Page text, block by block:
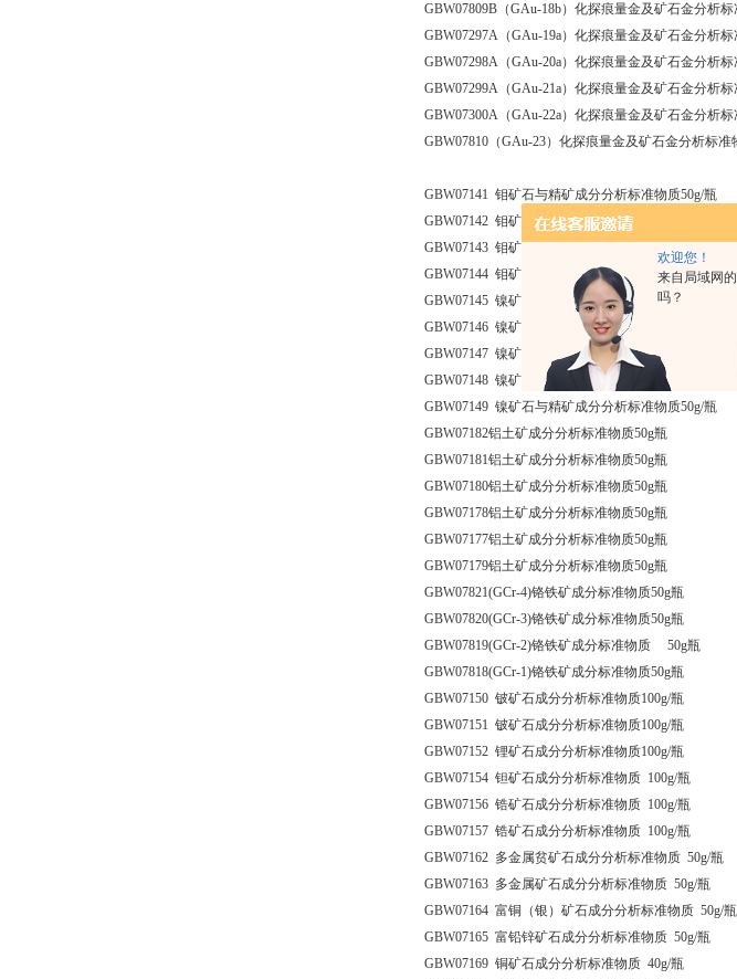
欢迎您！
来自局域网
吗？
GBW07809B（GAu-18b）化探痕量金及矿石金分析
GBW07297A（GAu-19a）化探痕量金及矿石金分析
GBW07298A（GAu-20a）化探痕量金及矿石金分析
GBW07299A（GAu-21a）化探痕量金及矿石金分析
GBW07300A（GAu-22a）化探痕量金及矿石金分析
GBW07810（GAu-23）化探痕量金及矿石金分析标准
GBW07141 钼矿石与精矿成分分析标准物质50g/瓶
GBW07142 钼矿石与精矿成分分析标准物质50g/瓶
GBW07143 钼矿石与精矿成分分析标准物质50g/瓶
GBW07144 钼矿石与精矿成分分析标准物质50g/瓶
GBW07145 镍矿石与精矿成分分析标准物质50g/瓶
GBW07146 镍矿石与精矿成分分析标准物质50g/瓶
GBW07147 镍矿石与精矿成分分析标准物质50g/瓶
GBW07148 镍矿石与精矿成分分析标准物质50g/瓶
GBW07149 镍矿石与精矿成分分析标准物质50g/瓶
GBW07182铝土矿成分分析标准物质50g瓶
GBW07181铝土矿成分分析标准物质50g瓶
GBW07180铝土矿成分分析标准物质50g瓶
GBW07178铝土矿成分分析标准物质50g瓶
GBW07177铝土矿成分分析标准物质50g瓶
GBW07179铝土矿成分分析标准物质50g瓶
GBW07821(GCr-4)铬铁矿成分标准物质50g瓶
GBW07820(GCr-3)铬铁矿成分标准物质50g瓶
GBW07819(GCr-2)铬铁矿成分标准物质 50g瓶
GBW07818(GCr-1)铬铁矿成分标准物质50g瓶
GBW07150 铍矿石成分分析标准物质100g/瓶
GBW07151 铍矿石成分分析标准物质100g/瓶
GBW07152 锂矿石成分分析标准物质100g/瓶
GBW07154 钽矿石成分分析标准物质 100g/瓶
GBW07156 锆矿石成分分析标准物质 100g/瓶
GBW07157 锆矿石成分分析标准物质 100g/瓶
GBW07162 多金属贫矿石成分分析标准物质 50g/瓶
GBW07163 多金属矿石成分分析标准物质 50g/瓶
GBW07164 富铜（银）矿石成分分析标准物质 50g/瓶
GBW07165 富铅锌矿石成分分析标准物质 50g/瓶
GBW07169 铜矿石成分分析标准物质 40g/瓶